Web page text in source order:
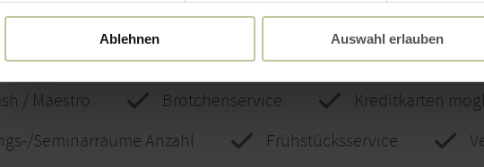
Ablehnen Auswahl erlauben
willkommen
Englisch Nichtraucher
Eigenes Restaurant Zentrale Lage
/ Maestro
Brötchenservice
Kreditkarten
Seminarräume Anzahl
Frühstücksservice